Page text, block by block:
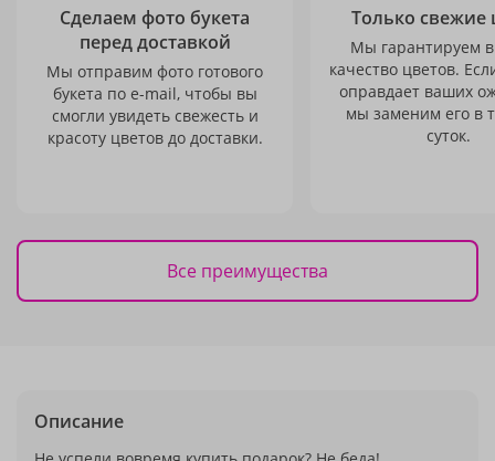
Сделаем фото букета
перед доставкой
Мы отправим фото готового
букета по e-mail, чтобы вы
смогли увидеть свежесть и
красоту цветов до доставки.
Только свежие
Мы гарантируем
качество цветов.
оправдает ваших
мы заменим его в
суток.
Все преимущества
Описание